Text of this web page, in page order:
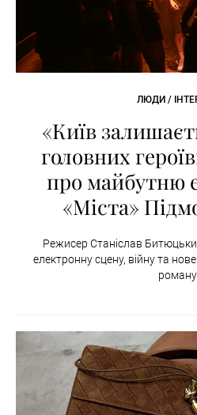
ЛЮДИ /
«Київ
головних
про майбутню
«Міста»
Режисер Станіслав
електронну сцену, війну та
роману